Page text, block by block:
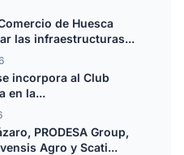
de Huesca
las infraestructuras...
incorpora al Club
en la...
PRODESA Group,
Agro y Scati...